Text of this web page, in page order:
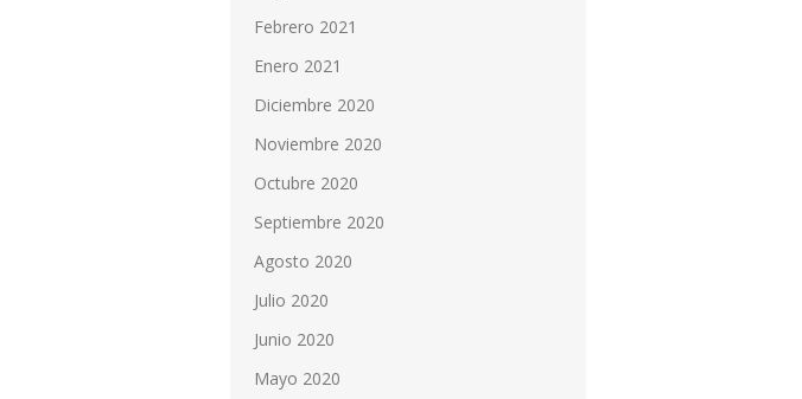
Febrero 2021
Enero 2021
Diciembre 2020
Noviembre 2020
Octubre 2020
Septiembre 2020
Agosto 2020
Julio 2020
Junio 2020
Mayo 2020